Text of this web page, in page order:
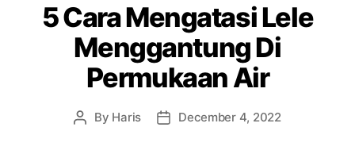
5 Cara Mengatasi Lele
Menggantung Di
Permukaan Air
Post
By Haris
PostDecember 4, 2022